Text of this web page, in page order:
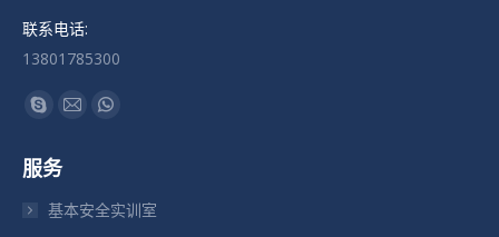
联系电话:
13801785300
找到我们：
Skype
在
新
Mail
新
Whatsapp
新
服务
基本安全实训室